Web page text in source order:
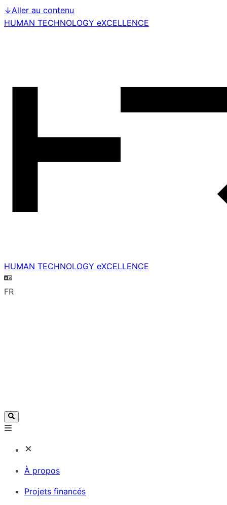
↓Aller au contenu
HUMAN TECHNOLOGY eXCELLENCE
HUMAN TECHNOLOGY eXCELLENCE
FR
À propos
Projets financés